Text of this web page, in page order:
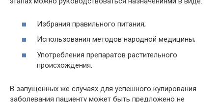
Избрания правильного питания;
Использования методов народной медицины;
Употребления препаратов растительного
происхождения.
В запущенных же случаях для успешного купирования
заболевания пациенту может быть предложено не